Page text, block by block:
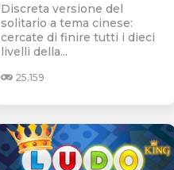
Discreta versione del
solitario a tema cinese:
cercate di finire tutti i dieci
livelli della...
25.159